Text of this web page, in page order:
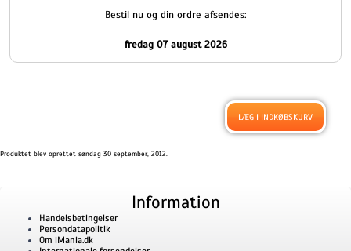
Bestil nu og din ordre afsendes:
fredag 07 august 2026
Produktet blev oprettet søndag 30 september, 2012.
Information
Handelsbetingelser
Persondatapolitik
Om iMania.dk